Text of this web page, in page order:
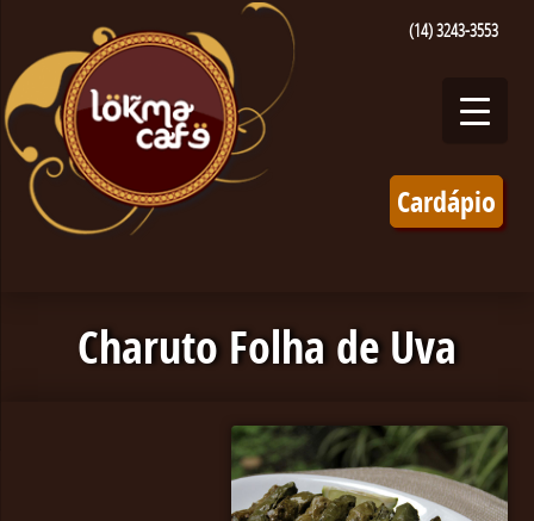
(14) 3243-3553
Cardápio
Charuto Folha de Uva